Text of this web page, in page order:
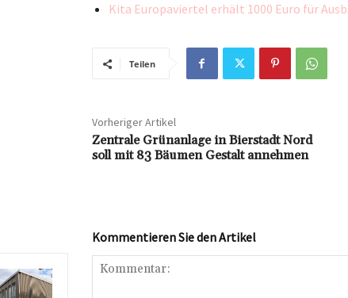
Kita Europaviertel erhält 1000 Euro für
Teilen
Vorheriger Artikel
Zentrale Grünanlage in Bierstadt Nord
soll mit 83 Bäumen Gestalt annehmen
Kommentieren Sie den Artikel